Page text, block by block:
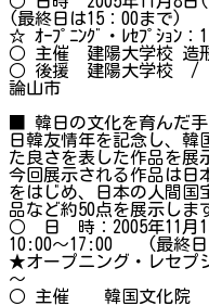
(最終日は15：00まで)
☆ ｵｰﾌﾟﾆﾝｸﾞ・ﾚｾﾌﾟｼ
○ 主催 建陽大学校 造
○ 後援 建陽大学校 /
論山市
■ 韓日の文化を育んだ
日韓友情年を記念し、韓
た良さを表した作品を展
今回展示される作品は日
をはじめ、日本の人間国
品など約50点を展示しま
○ 日 時：2005年11月
10:00～17:00 (最終日
★オープニング・レセ
～
○ 主催 韓国文化院